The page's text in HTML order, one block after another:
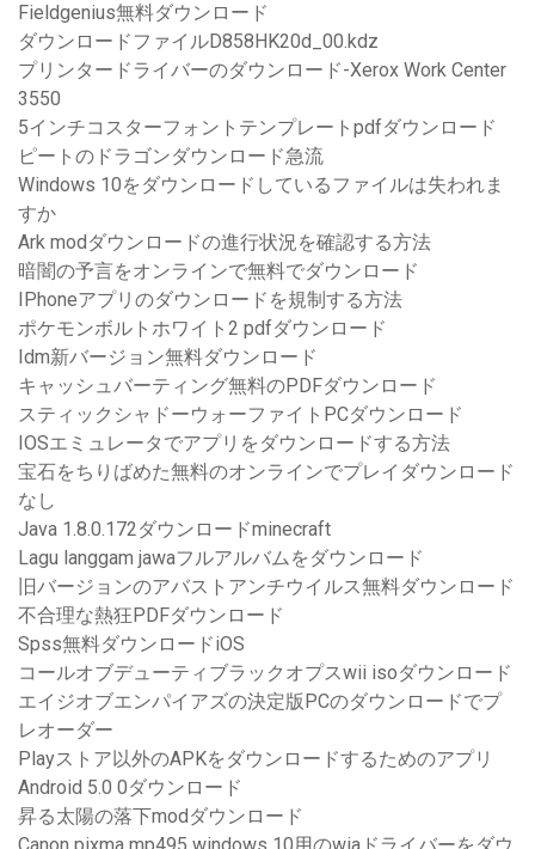
Fieldgenius無料ダウンロード
ダウンロードファイルD858HK20d_00.kdz
プリンタードライバーのダウンロード-Xerox Work Center
3550
5インチコスターフォントテンプレートpdfダウンロード
ピートのドラゴンダウンロード急流
Windows 10をダウンロードしているファイルは失われま
すか
Ark modダウンロードの進行状況を確認する方法
暗闇の予言をオンラインで無料でダウンロード
IPhoneアプリのダウンロードを規制する方法
ポケモンボルトホワイト2 pdfダウンロード
Idm新バージョン無料ダウンロード
キャッシュバーティング無料のPDFダウンロード
スティックシャドーウォーファイトPCダウンロード
IOSエミュレータでアプリをダウンロードする方法
宝石をちりばめた無料のオンラインでプレイダウンロード
なし
Java 1.8.0.172ダウンロードminecraft
Lagu langgam jawaフルアルバムをダウンロード
旧バージョンのアバストアンチウイルス無料ダウンロード
不合理な熱狂PDFダウンロード
Spss無料ダウンロードiOS
コールオブデューティブラックオプスwii isoダウンロード
エイジオブエンパイアズの決定版PCのダウンロードでプ
レオーダー
Playストア以外のAPKをダウンロードするためのアプリ
Android 5.0 0ダウンロード
昇る太陽の落下modダウンロード